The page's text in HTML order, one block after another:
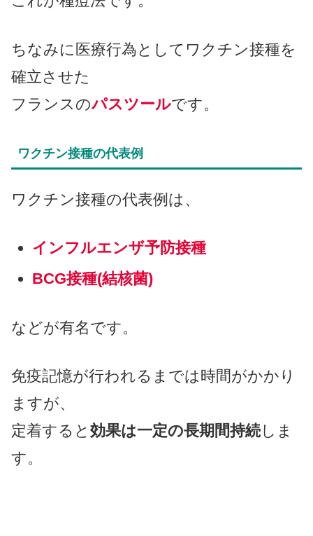
ちなみに医療行為としてワクチン接種を
確立させた
フランスのパスツールです。
ワクチン接種の代表例
ワクチン接種の代表例は、
インフルエンザ予防接種
BCG接種(結核菌)
などが有名です。
免疫記憶が行われるまでは時間がかかり
ますが、
定着すると 効果は一定の長期間持続しま
す。